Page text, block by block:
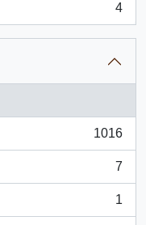
4
1016
7
1